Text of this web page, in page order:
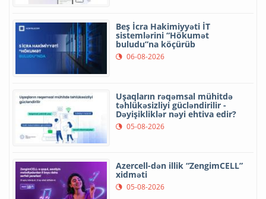
Beş İcra Hakimiyyəti İT
sistemlərini “Hökumət
buludu”na köçürüb
06-08-2026
Uşaqların rəqəmsal mühitdə
təhlükəsizliyi gücləndirilir -
Dəyişikliklər nəyi ehtiva edir?
05-08-2026
Azercell-dən illik “ZengimCELL”
xidməti
05-08-2026